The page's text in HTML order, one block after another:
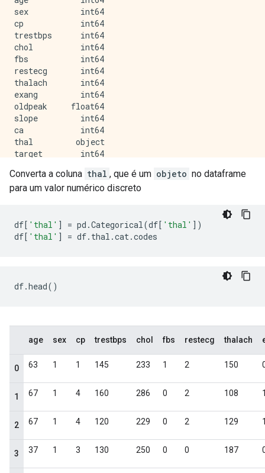
sex           int64
cp            int64
trestbps      int64
chol          int64
fbs           int64
restecg       int64
thalach       int64
exang         int64
oldpeak     float64
slope         int64
ca            int64
thal         object
target        int64
Converta a coluna thal , que é um objeto no dataframe
para um valor numérico discreto
df[ 'thal' ] = pd .Categorical(df[ 'thal' ])
df[ 'thal' ] = df. thal .cat.codes
df.head()